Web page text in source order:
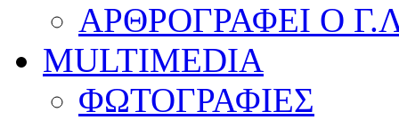
ΑΡΘΡΟΓΡΑΦΕΙ Ο
MULTIMEDIA
ΦΩΤΟΓΡΑΦΙΕΣ